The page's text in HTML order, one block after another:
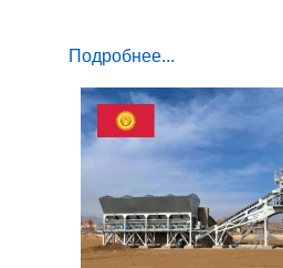
Подробнее...